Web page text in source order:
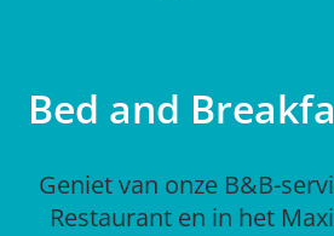
Bed and
Geniet van onze B&B-
Restaurant en in het